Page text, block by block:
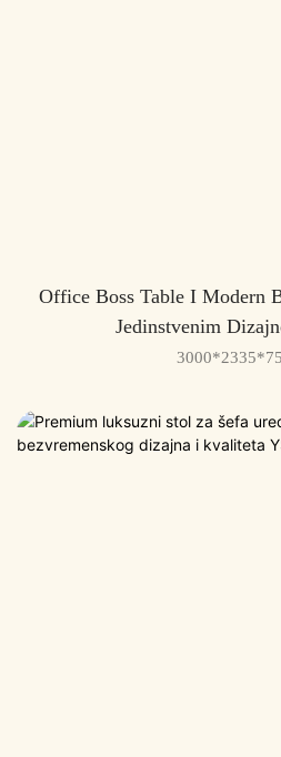
Office Boss Table I Modern
Jedinstvenim